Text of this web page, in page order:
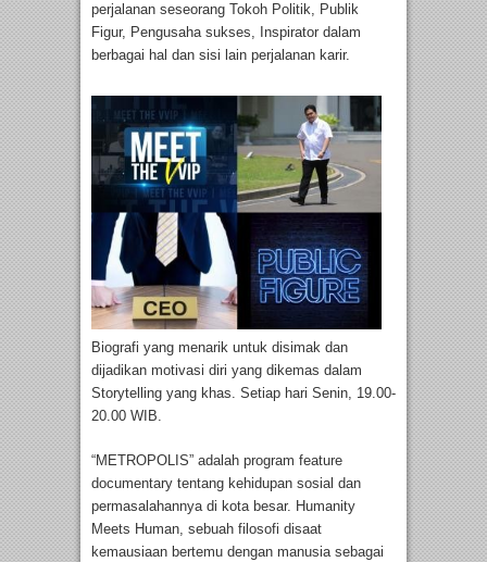
perjalanan seseorang Tokoh Politik, Publik
Figur, Pengusaha sukses, Inspirator dalam
berbagai hal dan sisi lain perjalanan karir.
Biografi yang menarik untuk disimak dan
dijadikan motivasi diri yang dikemas dalam
Storytelling yang khas. Setiap hari Senin, 19.00-
20.00 WIB.
“METROPOLIS” adalah program feature
documentary tentang kehidupan sosial dan
permasalahannya di kota besar. Humanity
Meets Human, sebuah filosofi disaat
kemausiaan bertemu dengan manusia sebagai